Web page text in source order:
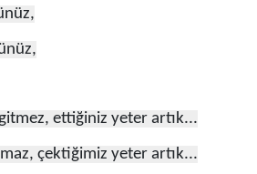
ettiğiniz yeter artık...
çektiğimiz yeter artık...